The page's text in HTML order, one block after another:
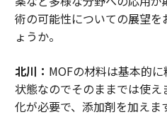
術の可能性についての展望
ょうか。
北川： MOFの材料は基本的
状態なのでそのままでは使
化が必要で、添加剤を加えま